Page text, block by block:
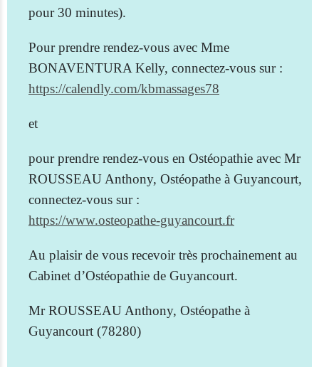
pour 30 minutes).
Pour prendre rendez-vous avec Mme
BONAVENTURA Kelly, connectez-vous sur :
https://calendly.com/kbmassages78
et
pour prendre rendez-vous en Ostéopathie avec Mr
ROUSSEAU Anthony, Ostéopathe à Guyancourt,
connectez-vous sur :
https://www.osteopathe-guyancourt.fr
Au plaisir de vous recevoir très prochainement au
Cabinet d’Ostéopathie de Guyancourt.
Mr ROUSSEAU Anthony, Ostéopathe à
Guyancourt (78280)